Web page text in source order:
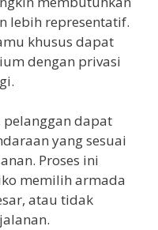
lebih representatif.
khusus dapat
dengan privasi
dapat
yang sesuai
Proses ini
memilih armada
atau tidak